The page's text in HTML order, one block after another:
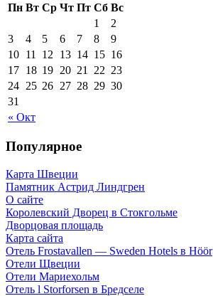
Пн Вт Ср Чт Пт Сб Вс
« Окт
1
2
3
4 5 6 7 8
9
10 11 12 13 14 15 16
17 18 19 20 21 22 23
24 25 26 27 28 29 30
31
Популярное
Карта Швеции
Памятник Астрид Линдгрен
О сайте
Королевский Дворец в Стокгольме
Дворцовая площадь
Карта сайта
Отель Frostavallen — Sweden Hotels в Höör
Отели Щвеции
Отели Мариехольм
Отель l Storforsen в Бредселе